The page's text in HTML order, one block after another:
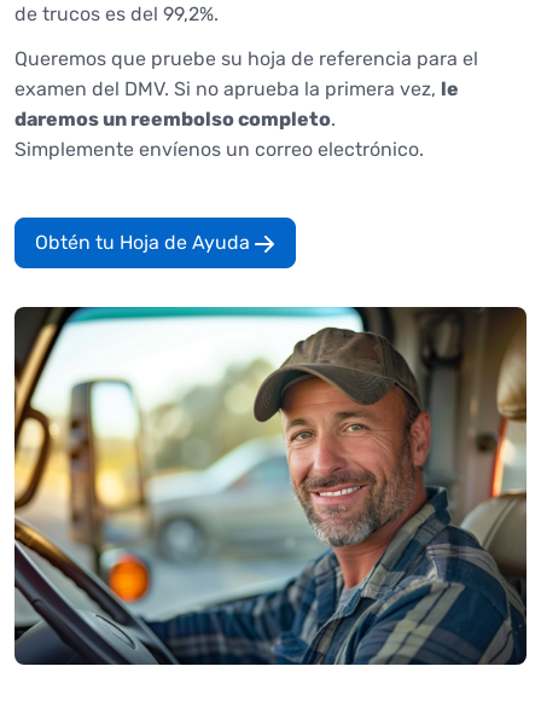
de trucos es del 99,2%.
Queremos que pruebe su hoja de referencia para el
examen del DMV. Si no aprueba la primera vez, le
daremos un reembolso completo.
Simplemente envíenos un correo electrónico.
Obtén tu Hoja de Ayuda